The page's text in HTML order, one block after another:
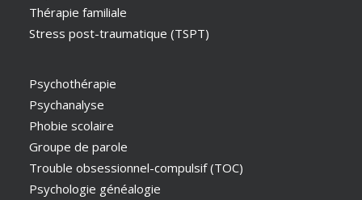
Thérapie familiale
Stress post-traumatique (TSPT)
Psychothérapie
Psychanalyse
Phobie scolaire
Groupe de parole
Trouble obsessionnel-compulsif (TOC)
Psychologie généalogie